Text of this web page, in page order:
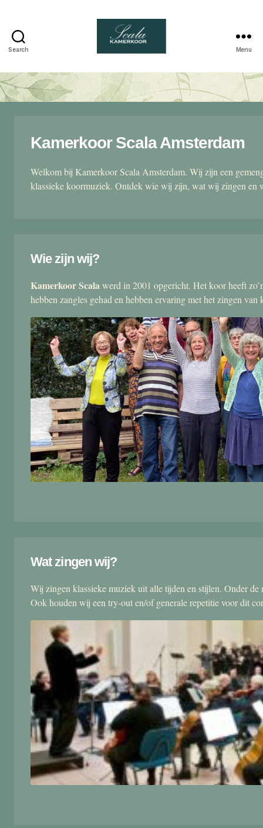
Search
kamerkoor
Menu
Kamerkoor Scala Amsterdam
Welkom bij Kamerkoor Scala Amsterdam. Wij zijn een
klassieke koormuziek. Ontdek wie wij zijn, wat wij zingen en
Wie zijn wij?
Kamerkoor Scalawerd in 2001 opgericht. Het koor heeft
hebben zangles gehad en hebben ervaring met het zingen van
Wat zingen wij?
Wij zingen klassieke muziek uit alle tijden en stijlen. Onder
Ook houden wij een try-out en/of generale repetitie voor dit